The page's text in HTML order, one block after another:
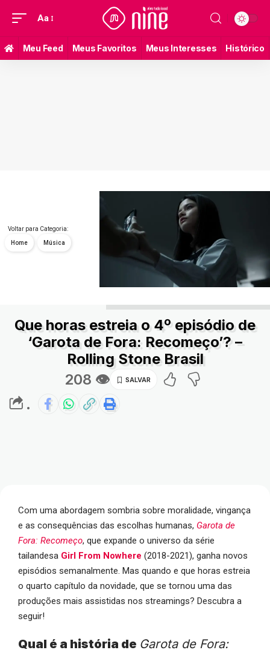
Aa
Meu Feed Meus Favoritos Meus Interesses Histórico
Voltar para Categoria:
Home Música
Que horas estreia o 4º episódio de
‘Garota de Fora: Recomeço’? –
Rolling Stone Brasil
208 👁
.
Com uma abordagem sombria sobre moralidade, vingança
e as consequências das escolhas humanas, Garota de
Fora: Recomeço, que expande o universo da série
tailandesa Girl From Nowhere (2018-2021), ganha novos
episódios semanalmente. Mas quando e que horas estreia
o quarto capítulo da novidade, que se tornou uma das
produções mais assistidas nos streamings? Descubra a
seguir!
Qual é a história de Garota de Fora: